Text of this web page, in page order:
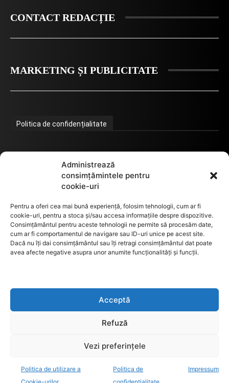
Administrează
consimțămintele pentru
cookie-uri
Pentru a oferi cea mai bună experiență, folosim tehnologii, cum ar fi
cookie-uri, pentru a stoca și/sau accesa informațiile despre dispozitive.
Consimțământul pentru aceste tehnologii ne permite să procesăm date,
cum ar fi comportamentul de navigare sau ID-uri unice pe acest site.
Dacă nu îți dai consimțământul sau îți retragi consimțământul dat poate
avea afecte negative asupra unor anumite funcționalități și funcții.
Acceptă
Refuză
Vezi preferințele
Politica de utilizare a
Politica de
Impressum
CONTACT REDACȚIE
MARKETING ȘI PUBLICITATE
Politica de confidențialitate
Termeni de utilizare
GDPR
Anunturi de licitații
decisiv.ro - anchete, investigatii, evenimente, opinii